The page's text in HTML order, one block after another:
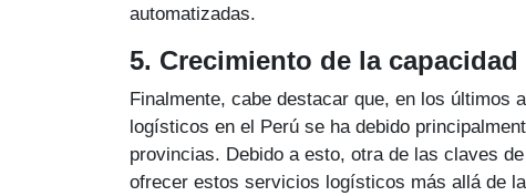
automatizadas.
5. Crecimiento de la
Finalmente, cabe destacar que, en los últimos
logísticos en el Perú se ha debido
provincias. Debido a esto, otra de las claves
ofrecer estos servicios logísticos más allá de